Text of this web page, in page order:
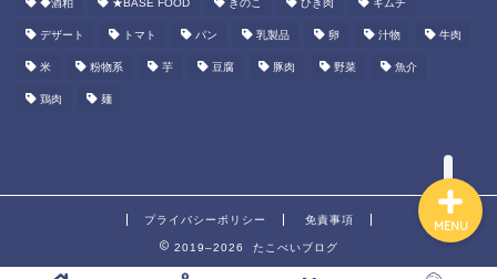
デザート トマト パン 乳製品 卵 汁物 牛肉
米 粉物系 芋 豆腐 豚肉 野菜 魚介
鶏肉 麺
プライバシーポリシー 免責事項
2019–2026 たこべいブログ
MENU
ダイエット